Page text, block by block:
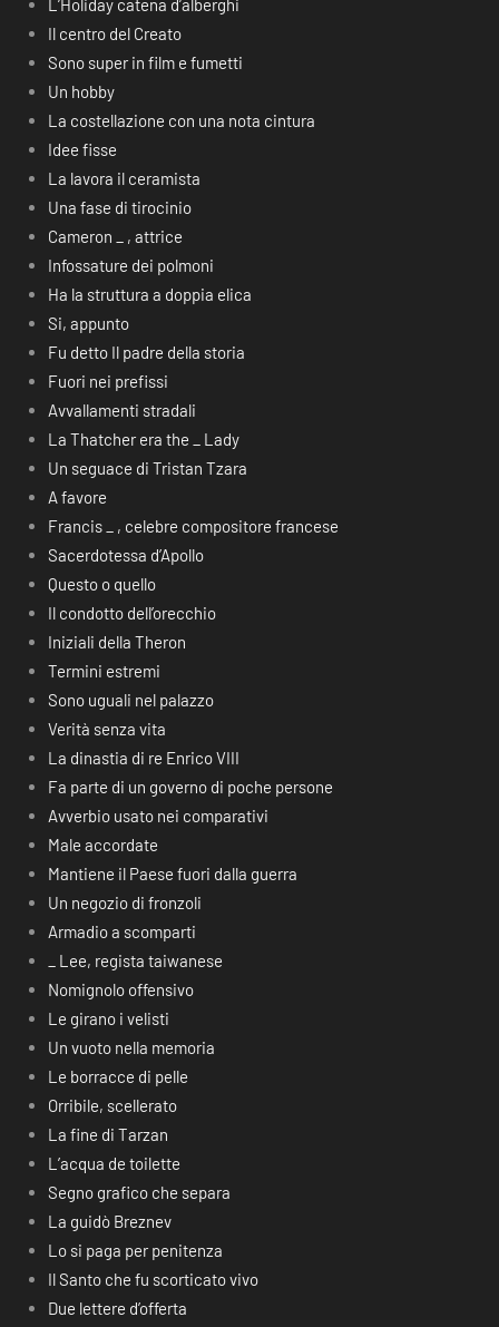
L’Holiday catena d’alberghi
Il centro del Creato
Sono super in film e fumetti
Un hobby
La costellazione con una nota cintura
Idee fisse
La lavora il ceramista
Una fase di tirocinio
Cameron _ , attrice
Infossature dei polmoni
Ha la struttura a doppia elica
Si, appunto
Fu detto Il padre della storia
Fuori nei prefissi
Avvallamenti stradali
La Thatcher era the _ Lady
Un seguace di Tristan Tzara
A favore
Francis _ , celebre compositore francese
Sacerdotessa d’Apollo
Questo o quello
Il condotto dell’orecchio
Iniziali della Theron
Termini estremi
Sono uguali nel palazzo
Verità senza vita
La dinastia di re Enrico VIII
Fa parte di un governo di poche persone
Avverbio usato nei comparativi
Male accordate
Mantiene il Paese fuori dalla guerra
Un negozio di fronzoli
Armadio a scomparti
_ Lee, regista taiwanese
Nomignolo offensivo
Le girano i velisti
Un vuoto nella memoria
Le borracce di pelle
Orribile, scellerato
La fine di Tarzan
L’acqua de toilette
Segno grafico che separa
La guidò Breznev
Lo si paga per penitenza
Il Santo che fu scorticato vivo
Due lettere d’offerta